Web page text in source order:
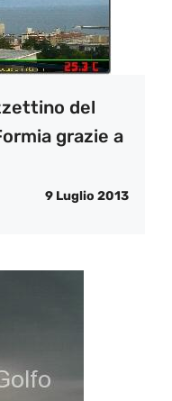
del
grazie a
9 Luglio 2013